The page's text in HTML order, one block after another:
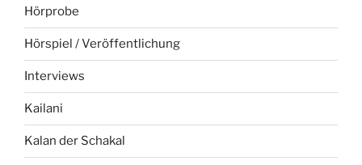
Hörprobe
Hörspiel / Veröffentlichung
Interviews
Kailani
Kalan der Schakal